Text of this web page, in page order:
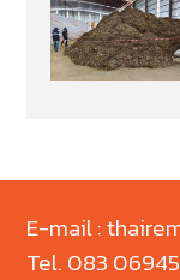
E-mail :
Tel. 083